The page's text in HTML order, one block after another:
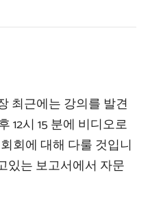
최근에는 강의를 발견
12시 15 분에 비디오로
회에 대해 다룰 것입니
있는 보고서에서 자문